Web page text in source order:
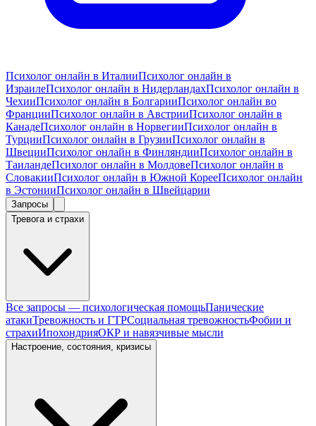
Психолог онлайн в ИталииПсихолог онлайн в
ИзраилеПсихолог онлайн в НидерландахПсихолог онлайн в
ЧехииПсихолог онлайн в БолгарииПсихолог онлайн во
ФранцииПсихолог онлайн в АвстрииПсихолог онлайн в
КанадеПсихолог онлайн в НорвегииПсихолог онлайн в
ТурцииПсихолог онлайн в ГрузииПсихолог онлайн в
ШвецииПсихолог онлайн в ФинляндииПсихолог онлайн в
ТаиландеПсихолог онлайн в МолдовеПсихолог онлайн в
СловакииПсихолог онлайн в Южной КорееПсихолог онлайн
в ЭстонииПсихолог онлайн в Швейцарии
Запросы
Тревога и страхи
Все запросы — психологическая помощьПанические
атакиТревожность и ГТРСоциальная тревожностьФобии и
страхиИпохондрияОКР и навязчивые мысли
Настроение, состояния, кризисы